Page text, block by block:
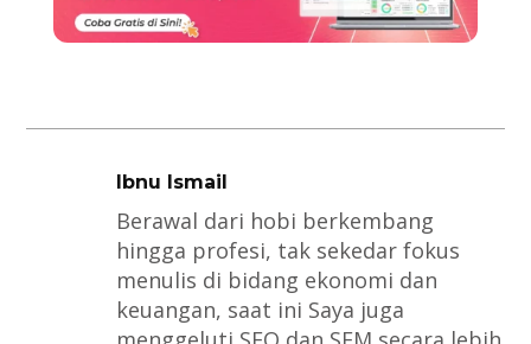
Ibnu Ismail
Berawal dari hobi berkembang
hingga profesi, tak sekedar fokus
menulis di bidang ekonomi dan
keuangan, saat ini Saya juga